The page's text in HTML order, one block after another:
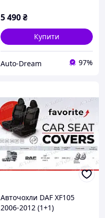
5 490₴
Купити
Auto-Dream 97%
Авточохли DAF XF105
2006-2012 (1+1)